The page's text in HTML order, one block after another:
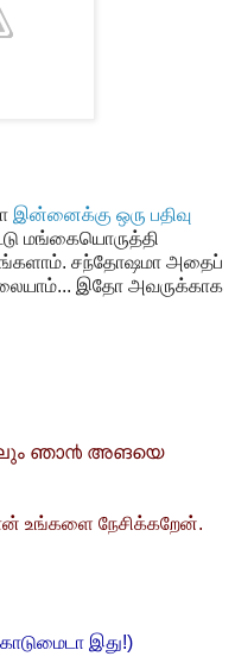
இன்னைக்கு ஒரு பதிவு
மங்கையொருத்தி
சந்தோஷமா அதைப்
இதோ அவருக்காக
ഞാ൯ അങയെ
உங்களை நேசிக்கறேன்.
இது!)